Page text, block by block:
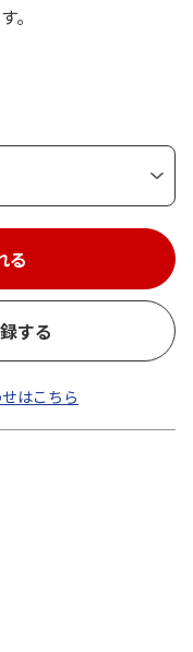
。
る
する
はこちら